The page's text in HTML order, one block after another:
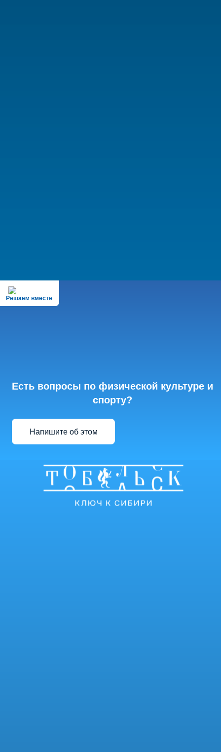
Решаем вместе
Есть вопросы по физической культуре и
спорту?
Напишите об этом